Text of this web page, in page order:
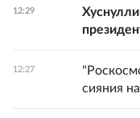
12:29
12:27
сияния